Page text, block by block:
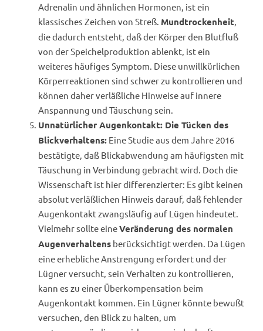
Adrenalin und ähnlichen Hormonen, ist ein
klassisches Zeichen von Streß. Mundtrockenheit,
die dadurch entsteht, daß der Körper den Blutfluß
von der Speichelproduktion ablenkt, ist ein
weiteres häufiges Symptom. Diese unwillkürlichen
Körperreaktionen sind schwer zu kontrollieren und
können daher verläßliche Hinweise auf innere
Anspannung und Täuschung sein.
Unnatürlicher Augenkontakt: Die Tücken des
Blickverhaltens: Eine Studie aus dem Jahre 2016
bestätigte, daß Blickabwendung am häufigsten mit
Täuschung in Verbindung gebracht wird. Doch die
Wissenschaft ist hier differenzierter: Es gibt keinen
absolut verläßlichen Hinweis darauf, daß fehlender
Augenkontakt zwangsläufig auf Lügen hindeutet.
Vielmehr sollte eineVeränderung des normalen
Augenverhaltens berücksichtigt werden. Da Lügen
eine erhebliche Anstrengung erfordert und der
Lügner versucht, sein Verhalten zu kontrollieren,
kann es zu einer Überkompensation beim
Augenkontakt kommen. Ein Lügner könnte bewußt
versuchen, den Blick zu halten, um